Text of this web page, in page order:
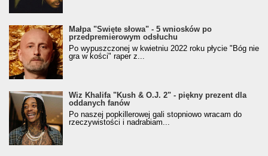
Małpa "Święte słowa" - 5 wniosków po
przedpremierowym odsłuchu
Po wypuszczonej w kwietniu 2022 roku płycie "Bóg nie
gra w kości" raper z...
Wiz Khalifa "Kush & O.J. 2" - piękny prezent dla
oddanych fanów
Po naszej popkillerowej gali stopniowo wracam do
rzeczywistości i nadrabiam...